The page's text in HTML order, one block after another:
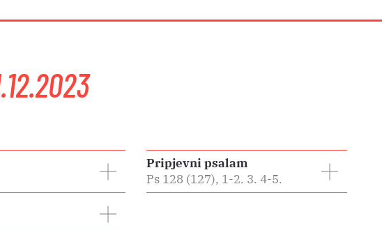
Pripjevni psalam
Ps 128 (127), 1-2. 3. 4-5.